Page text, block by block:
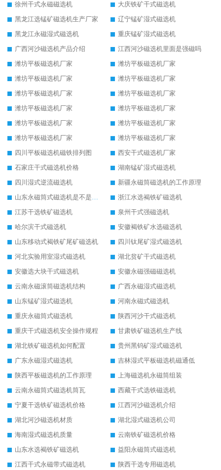
徐州干式永磁磁选机
大庆铁矿干式磁选机
黑龙江选锰矿磁选机生产厂家
辽宁锰矿湿式磁选机
黑龙江永磁湿式磁选机
重庆锰矿湿式磁选机
广西河沙磁选机产品介绍
江西河沙磁选机里面是强磁吗
潍坊平板磁选机厂家
潍坊平板磁选机厂家
潍坊平板磁选机厂家
潍坊平板磁选机厂家
潍坊平板磁选机厂家
潍坊平板磁选机厂家
潍坊平板磁选机厂家
潍坊平板磁选机厂家
潍坊平板磁选机厂家
潍坊平板磁选机厂家
潍坊平板磁选机厂家
潍坊平板磁选机厂家
四川平板磁选机磁铁排列图
西安干式磁选机厂家
石家庄干式磁选机价格
湖南锰矿湿式磁选机
四川湿式逆流磁选机
新疆永磁筒磁选机的工作原理
山东永磁筒式磁选机是不是强磁
浙江水选褐铁矿磁选机
江苏干选铁矿磁选机
泉州干式强磁选机
哈尔滨干式磁选机
安徽褐铁矿水选磁选机
山东移动式褐铁矿尾矿磁选机
四川钛尾矿湿式磁选机
河北实验用室湿式磁选机
湖北贫矿干式磁选机
安徽选大块干式磁选机
安徽永磁强磁磁选机
云南永磁滚筒磁选机结构
广西永磁湿式磁选机
山东锰矿湿式磁选机
河南永磁式磁选机
重庆永磁筒式磁选机
陕西河沙干式磁选机
重庆干式磁选机安全操作规程
甘肃铁矿磁选机生产线
湖北铁矿磁选机如何配置
贵州黑钨矿湿式磁选机
广东永磁湿式磁选机
吉林湿式平板磁选机磁通低
陕西平板磁选机的工作原理
上海磁选机永磁筒组装
云南永磁筒式磁选机筒瓦
西藏干式选铁磁选机
宁夏干选铁矿磁选机价格
江西河沙磁选机介绍
湖北河沙磁选机材质
湖北湿式磁选机公司
海南湿式磁选机质量
云南铁矿磁选机价格
山东水选褐铁矿磁选机
益阳永磁筒式磁选机
江西干式永磁带式磁选机
陕西干选专用磁选机